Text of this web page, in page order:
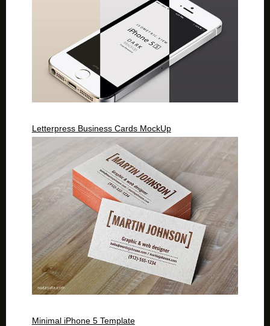
Letterpress Business Cards MockUp
Minimal iPhone 5 Template